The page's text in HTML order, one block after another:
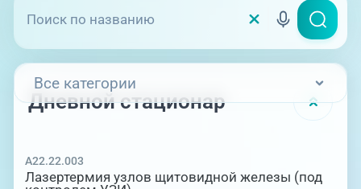
Все категории
Круглосуточный стационар
Дневной стационар
A22.22.003
Лазертермия узлов щитовидной железы (под